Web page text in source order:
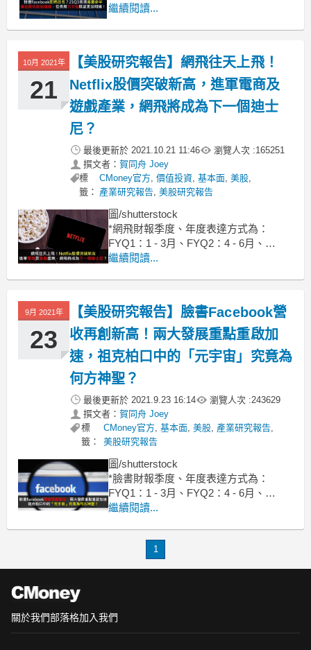
FYQ3：7 - 9月、FYQ4：10 - 12月，內
Facebook研究報告詳見 : 【美股研究報
告】臉書Facebook營收再創
繼續閱讀...
10月 2021年
21
【美股研究報告】網飛往天上飛！
Netflix股價突破新高，進軍電商及
遊戲產業，網飛將成為下一個迪士
尼？
最後更新於 2021.10.21 11:46 瀏覽人次 :165251
撰文者： 賀同舟 Joey
標
籤：
CMoney官方, 價值投資, 基本面, 美股,
產業研究報告, 美股研究報告
圖/shutterstock
*網飛財報季度、年度表達方式為：
FYQ1：1 - 3月、FYQ2：4 - 6月、
FYQ3：7 - 9月、FYQ4：10 - 12月，內
於預期，建議逢低買進
全球串流媒體產業在疫情期間競爭加
劇，疫
繼續閱讀...
9月 2021年
23
【美股研究報告】臉書Facebook營
收再創新高！兩大發展重點重啟加
速，祖克柏口中的「元宇宙」究竟為
何方神聖？
最後更新於 2021.9.23 16:14 瀏覽人次 :243629
撰文者： 賀同舟 Joey
標
籤：
CMoney官方,基本面,美股, 產業研究報告,
美股研究報告
圖/shutterstock
*臉書財報季度、年度表達方式為：
FYQ1：1 - 3月、FYQ2：4 - 6月、
FYQ3：7 - 9月、FYQ4：10 - 12月，內
AR/VR產品線長線價值可期，建議買進
繼續閱讀...
1
關於我們部落格加入我們